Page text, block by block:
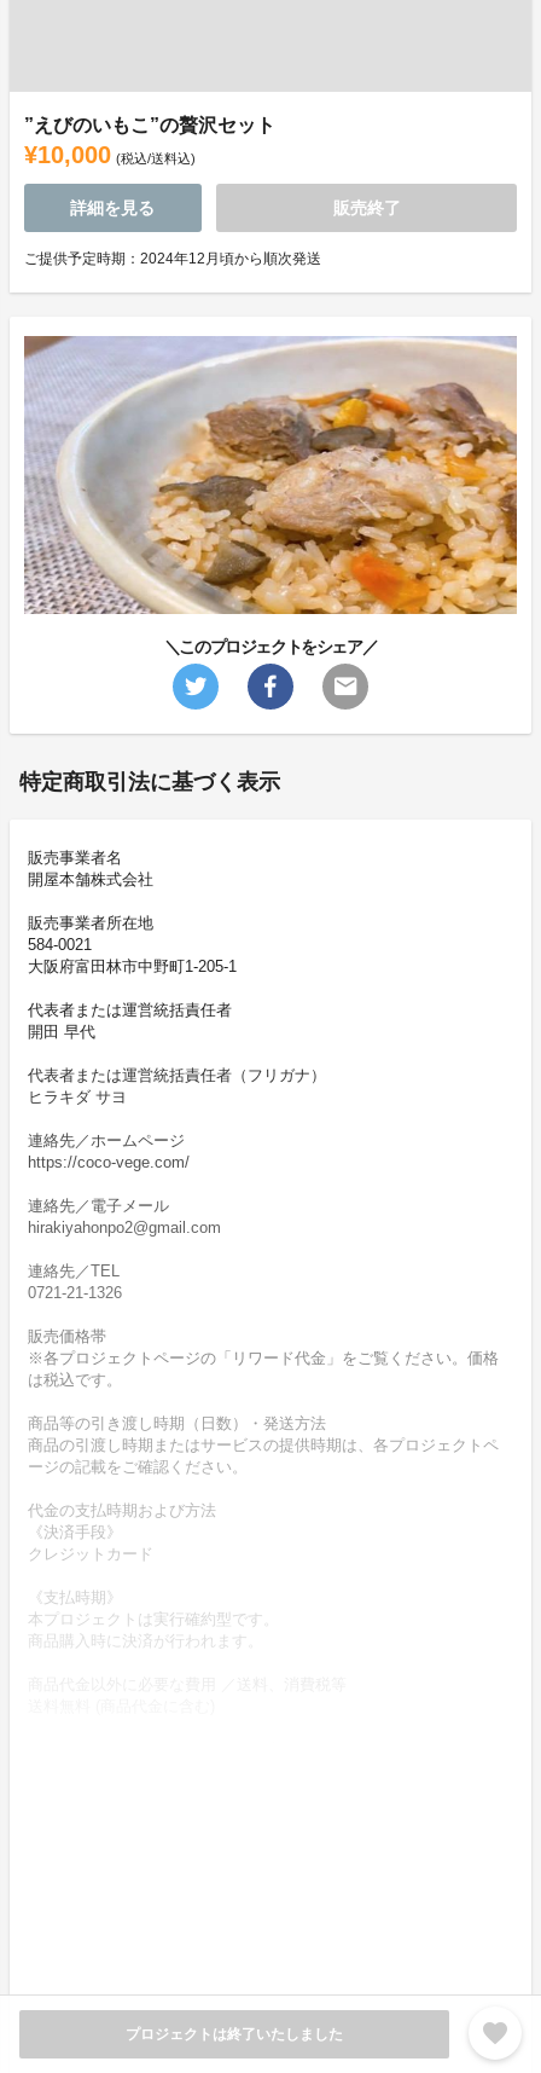
プロジェクトは終了いたしました favorite
”えびのいもこ”の贅沢セット
¥10,000 (税込/送料込)
詳細を見る 販売終了
ご提供予定時期：2024年12月頃から順次発送
＼このプロジェクトをシェア／
特定商取引法に基づく表示
販売事業者名
開屋本舗株式会社
販売事業者所在地
584-0021
大阪府富田林市中野町1-205-1
代表者または運営統括責任者
開田 早代
代表者または運営統括責任者（フリガナ）
ヒラキダ サヨ
連絡先／ホームページ
https://coco-vege.com/
連絡先／電子メール
hirakiyahonpo2@gmail.com
連絡先／TEL
0721-21-1326
販売価格帯
※各プロジェクトページの「リワード代金」をご覧ください。価格
は税込です。
商品等の引き渡し時期（日数）・発送方法
商品の引渡し時期またはサービスの提供時期は、各プロジェクトペ
ージの記載をご確認ください。
代金の支払時期および方法
《決済手段》
クレジットカード
《支払時期》
本プロジェクトは実行確約型です。
商品購入時に決済が行われます。
《不良品の取扱条件》
商品受取時に必ず商品の確認をお願いいたします。
商品には万全を期しておりますが、万が一下記理由による不良品の